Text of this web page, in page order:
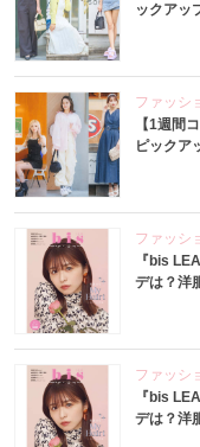
ックアッ
ファッシ
【1週間
ピックア
ファッシ
『bis
デは？洋
ファッシ
『bis
デは？洋